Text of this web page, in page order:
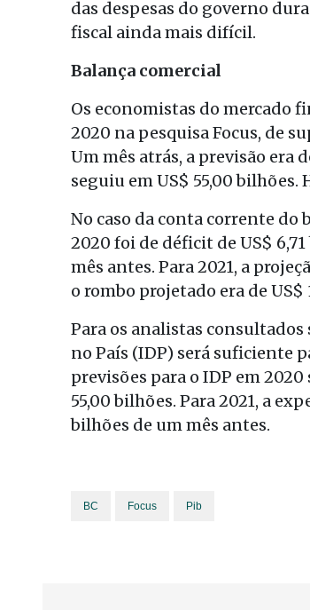
das despesas do governo
fiscal ainda mais difícil.
Balança comercial
Os economistas do mercado
2020 na pesquisa Focus, de
Um mês atrás, a previsão era
seguiu em US$ 55,00 bilhões.
No caso da conta corrente do
2020 foi de déficit de US$
mês antes. Para 2021, a
o rombo projetado era de US$
Para os analistas
no País (IDP) será suficiente
previsões para o IDP em 2020
55,00 bilhões. Para 2021, a
bilhões de um mês antes.
BC Focus Pib